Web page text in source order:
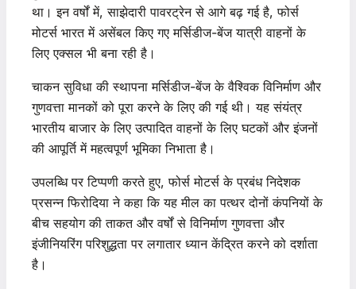
था। इन वर्षों में, साझेदारी पावरट्रेन से आगे बढ़ गई है, फोर्स
मोटर्स भारत में असेंबल किए गए मर्सिडीज-बेंज यात्री वाहनों के
लिए एक्सल भी बना रही है।
चाकन सुविधा की स्थापना मर्सिडीज-बेंज के वैश्विक विनिर्माण और
गुणवत्ता मानकों को पूरा करने के लिए की गई थी। यह संयंत्र
भारतीय बाजार के लिए उत्पादित वाहनों के लिए घटकों और इंजनों
की आपूर्ति में महत्वपूर्ण भूमिका निभाता है।
उपलब्धि पर टिप्पणी करते हुए, फोर्स मोटर्स के प्रबंध निदेशक
प्रसन्न फिरोदिया ने कहा कि यह मील का पत्थर दोनों कंपनियों के
बीच सहयोग की ताकत और वर्षों से विनिर्माण गुणवत्ता और
इंजीनियरिंग परिशुद्धता पर लगातार ध्यान केंद्रित करने को दर्शाता
है।